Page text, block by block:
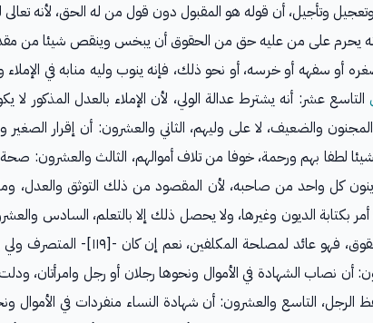
على مقدارها وصفتها من كثرة وقلة وتعجيل وتأجيل، أن قوله هو المقبول دون قول من له الحق، لأنه
يحرم على من عليه حق من الحقوق أن يبخس وينقص شيئا من
سفهه أو خرسه، أو نحو ذلك، فإنه ينوب وليه منابه في الإملاء
التاسع عشر: أنه يشترط عدالة الولي، لأن الإملاء بالعدل المذكور لا
والضعيف، لا على وليهم، الثاني والعشرون: أن إقرار الصغير
لطفا بهم ورحمة، خوفا من تلاف أموالهم، الثالث والعشرون:
كل واحد من صاحبه، لأن المقصود من ذلك التوثق والعدل،
بكتابة الديون وغيرها، ولا يحصل ذلك إلا بالتعلم، السادس
مأمور بالإشهاد على العقود، وذلك على وجه الندب، لأن المقصود من ذلك الإرشاد إلى ما يحفظ الحقوق، فهو عائد
نصاب الشهادة في الأموال ونحوها رجلان أو رجل وامرأتان،
التاسع والعشرون: أن شهادة النساء منفردات في الأموال